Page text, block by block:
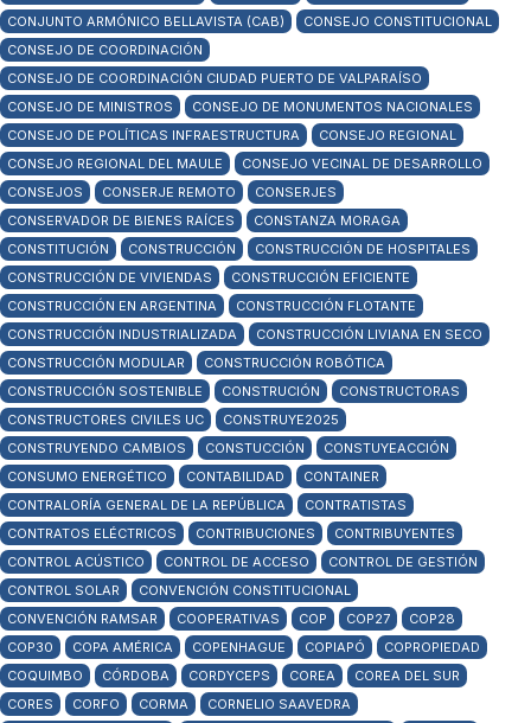
CONJUNTO ARMÓNICO BELLAVISTA (CAB)
CONSEJO CONSTITUCIONAL
CONSEJO DE COORDINACIÓN
CONSEJO DE COORDINACIÓN CIUDAD PUERTO DE VALPARAÍSO
CONSEJO DE MINISTROS
CONSEJO DE MONUMENTOS NACIONALES
CONSEJO DE POLÍTICAS INFRAESTRUCTURA
CONSEJO REGIONAL
CONSEJO REGIONAL DEL MAULE
CONSEJO VECINAL DE DESARROLLO
CONSEJOS
CONSERJE REMOTO
CONSERJES
CONSERVADOR DE BIENES RAÍCES
CONSTANZA MORAGA
CONSTITUCIÓN
CONSTRUCCIÓN
CONSTRUCCIÓN DE HOSPITALES
CONSTRUCCIÓN DE VIVIENDAS
CONSTRUCCIÓN EFICIENTE
CONSTRUCCIÓN EN ARGENTINA
CONSTRUCCIÓN FLOTANTE
CONSTRUCCIÓN INDUSTRIALIZADA
CONSTRUCCIÓN LIVIANA EN SECO
CONSTRUCCIÓN MODULAR
CONSTRUCCIÓN ROBÓTICA
CONSTRUCCIÓN SOSTENIBLE
CONSTRUCIÓN
CONSTRUCTORAS
CONSTRUCTORES CIVILES UC
CONSTRUYE2025
CONSTRUYENDO CAMBIOS
CONSTUCCIÓN
CONSTUYEACCIÓN
CONSUMO ENERGÉTICO
CONTABILIDAD
CONTAINER
CONTRALORÍA GENERAL DE LA REPÚBLICA
CONTRATISTAS
CONTRATOS ELÉCTRICOS
CONTRIBUCIONES
CONTRIBUYENTES
CONTROL ACÚSTICO
CONTROL DE ACCESO
CONTROL DE GESTIÓN
CONTROL SOLAR
CONVENCIÓN CONSTITUCIONAL
CONVENCIÓN RAMSAR
COOPERATIVAS COP COP27
COP28
COP30
COPA AMÉRICA COPENHAGUE COPIAPÓ
COPROPIEDAD
COQUIMBO
CÓRDOBA CORDYCEPS COREA
COREA DEL SUR
CORES
CORFO CORMA
CORNELIO SAAVEDRA